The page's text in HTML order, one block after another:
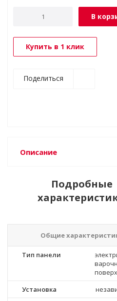
В
Купить в 1 клик
Поделиться
Описание
Подробные
Общие
Тип панели
Установка